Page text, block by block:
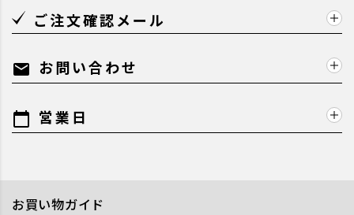
ご注文確認メール
mail お問い合わせ
calendar_today 営業日
お買い物ガイド